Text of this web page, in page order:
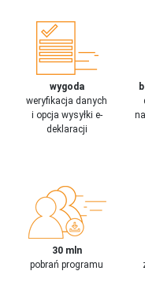
wygoda
weryfikacja danych
i opcja wysyłki e-
deklaracji
30 mln
pobrań programu